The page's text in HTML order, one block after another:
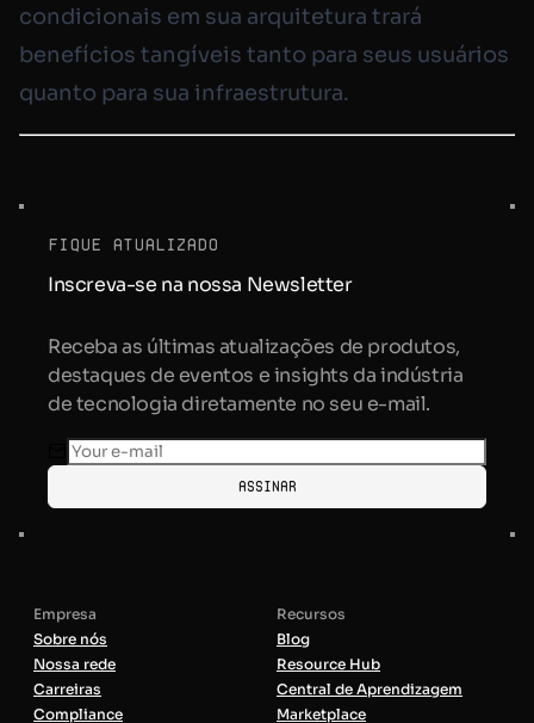
condicionais em sua arquitetura trará
benefícios tangíveis tanto para seus usuários
quanto para sua infraestrutura.
fique atualizado
Inscreva-se na nossa Newsletter
Receba as últimas atualizações de produtos,
destaques de eventos e insights da indústria
de tecnologia diretamente no seu e-mail.
Assinar
Empresa
Sobre nós
Nossa rede
Carreiras
Compliance
Recursos
Blog
Resource Hub
Central de Aprendizagem
Marketplace